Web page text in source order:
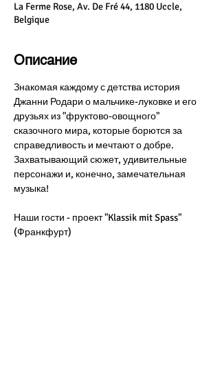
La Ferme Rose, Av. De Fré 44, 1180 Uccle,
Belgique
Описание
Знакомая каждому с детства история
Джанни Родари о мальчике-луковке и его
друзьях из "фруктово-овощного"
сказочного мира, которые борются за
справедливость и мечтают о добре.
Захватывающий сюжет, удивительные
персонажи и, конечно, замечательная
музыка!
Наши гости - проект "Klassik mit Spass"
(Франкфурт)